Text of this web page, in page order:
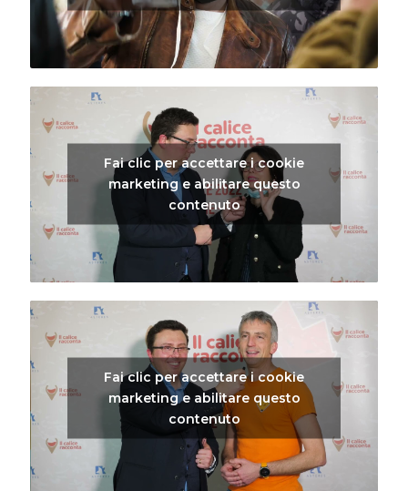
Fai clic per accettare i cookie
marketing e abilitare questo
contenuto
Fai clic per accettare i cookie
marketing e abilitare questo
contenuto